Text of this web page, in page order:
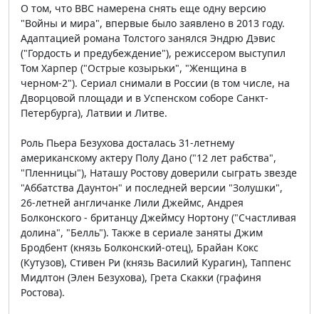
О том, что ВВС намерена снять еще одну версию
"Войны и мира", впервые было заявлено в 2013 году.
Адаптацией романа Толстого занялся Эндрю Дэвис
("Гордость и предубеждение"), режиссером выступил
Том Харпер ("Острые козырьки", "Женщина в
черном-2"). Сериал снимали в России (в том числе, на
Дворцовой площади и в Успенском соборе Санкт-
Петербурга), Латвии и Литве.
Роль Пьера Безухова досталась 31-летнему
американскому актеру Полу Дано ("12 лет рабства",
"Пленницы"), Наташу Ростову доверили сыграть звезде
"Аббатства Даунтон" и последней версии "Золушки",
26-летней англичанке Лили Джеймс, Андрея
Болконского - британцу Джеймсу Нортону ("Счастливая
долина", "Белль"). Также в сериале заняты Джим
Бродбент (князь Болконский-отец), Брайан Кокс
(Кутузов), Стивен Ри (князь Василий Курагин), Таппенс
Мидлтон (Элен Безухова), Грета Скакки (графиня
Ростова).